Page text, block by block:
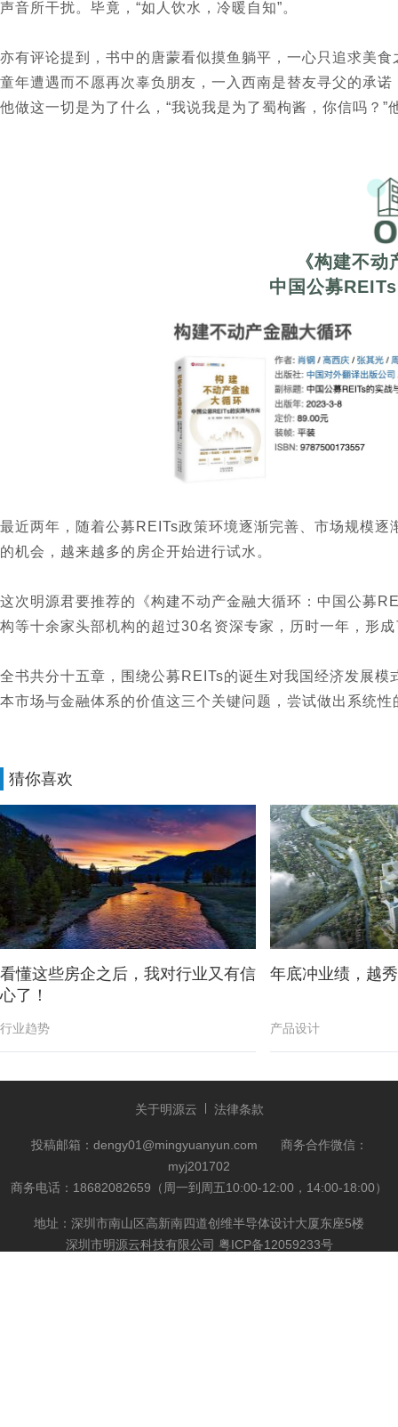
声音所干扰。毕竟，“如人饮水，冷暖自知”。
亦有评论提到，书中的唐蒙看似摸鱼躺平，一心只追求美
童年遭遇而不愿再次辜负朋友，一入西南是替友寻父的承
他做这一切是为了什么，“我说我是为了蜀枸酱，你信吗？”
《构建不
中国公募
最近两年，随着公募REITs政策环境逐渐完善、市场规模
的机会，越来越多的房企开始进行试水。
这次明源君要推荐的《构建不动产金融大循环：中国公募
构等十余家头部机构的超过30名资深专家，历时一年，形
全书共分十五章，围绕公募REITs的诞生对我国经济发展
本市场与金融体系的价值这三个关键问题，尝试做出系统
猜你喜欢
看懂这些房企之后，我对行业又有信
心了！
行业趋势
年底冲业绩，越
产品设计
关于明源云 法律条款
投稿邮箱：dengy01@mingyuanyun.com
商务合作微信：
myj201702
商务电话：18682082659（周一到周五10:00-12:00，14:00-18:00）
地址：深圳市南山区高新南四道创维半导体设计大厦东座5楼
深圳市明源云科技有限公司 粤ICP备12059233号